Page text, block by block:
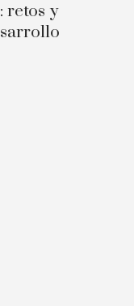
retos y